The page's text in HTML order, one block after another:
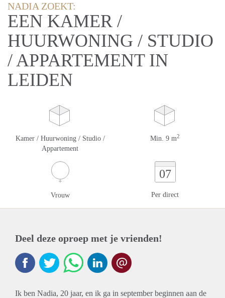
NADIA ZOEKT:
EEN KAMER /
HUURWONING / STUDIO
/ APPARTEMENT IN
LEIDEN
Kamer / Huurwoning / Studio /
Appartement
Min. 9 m2
Vrouw
07
Per direct
Deel deze oproep met je vrienden!
Ik ben Nadia, 20 jaar, en ik ga in september beginnen aan de